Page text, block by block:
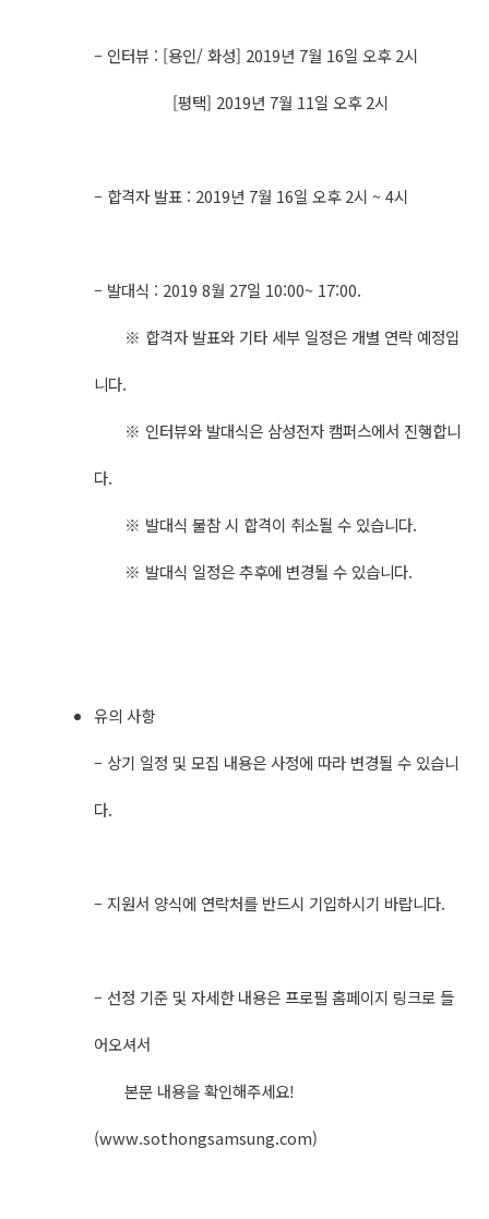
– 인터뷰 : [용인/ 화성] 2019년 7월 16일 오후 2시
[평택] 2019년 7월 11일 오후 2시
– 합격자 발표 : 2019년 7월 16일 오후 2시 ~ 4시
– 발대식 : 2019 8월 27일 10:00~ 17:00.
※ 합격자 발표와 기타 세부 일정은 개별 연락 예정입
니다.
※ 인터뷰와 발대식은 삼성전자 캠퍼스에서 진행합니
다.
※ 발대식 불참 시 합격이 취소될 수 있습니다.
※ 발대식 일정은 추후에 변경될 수 있습니다.
유의 사항
– 상기 일정 및 모집 내용은 사정에 따라 변경될 수 있습니
다.
– 지원서 양식에 연락처를 반드시 기입하시기 바랍니다.
– ​선정 기준 및 자세한 내용은 프로필 홈페이지 링크로 들
어오셔서
본문 내용을 확인해주세요!
(www.sothongsamsung.com​)